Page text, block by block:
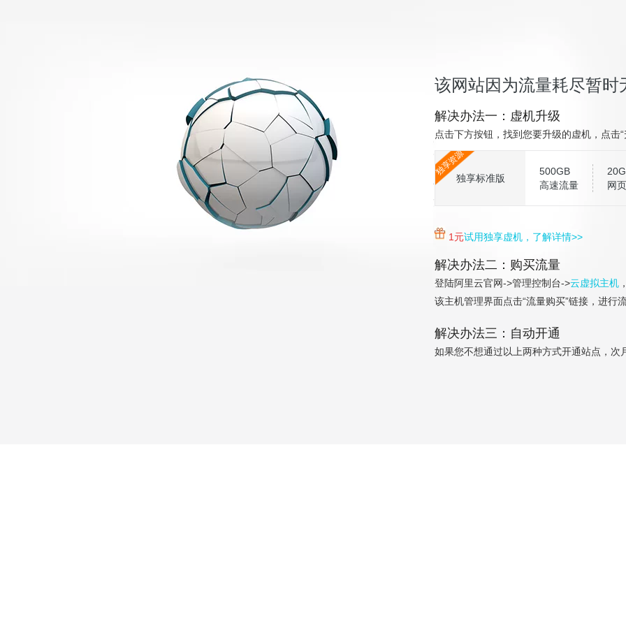
该网站因为流量耗尽暂时
解决办法一：虚机升级
点击下方按钮，找到您要升级的虚机，点击
独享资源
独享标准版
500GB
高速流量
网
1元试用独享虚机，了解详情>>
解决办法二：购买流量
登陆阿里云官网->管理控制台->云虚拟主机
该主机管理界面点击“流量购买”链接，进行
解决办法三：自动开通
如果您不想通过以上两种方式开通站点，次